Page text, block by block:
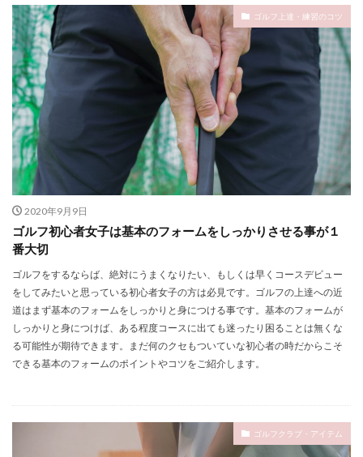
ゴルフ上達・練習のコツ
2020年9月9日
ゴルフ初心者女子は基本のフォームをしっかりさせる事が１
番大切
ゴルフをするならば、絶対にうまくなりたい、もしくは早くコースデビュー
をしてみたいと思っている初心者女子の方は必見です。ゴルフの上達への近
道はまず基本のフォームをしっかりと身につける事です。基本のフォームが
しっかりと身につけば、ある程度コースに出ても迷ったり困ることは無くな
る可能性が期待できます。まだ何のクセもついていな初心者の時だからこそ
できる基本のフォームのポイントやコツをご紹介します。
ゴルフクラブ・アイテム